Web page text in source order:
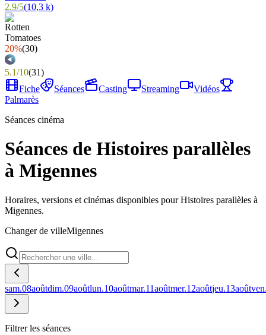
2.9/5(10,3 k)
20%(30)
5.1/10(31)
Fiche
Séances Casting Streaming
Vidéos
Palmarès
Séances cinéma
Séances de Histoires parallèles
à Migennes
Horaires, versions et cinémas disponibles pour Histoires parallèles à
Migennes.
Changer de villeMigennes
sam.08aoûtdim.09aoûtlun.10aoûtmar.11aoûtmer.12aoûtjeu.13août
Filtrer les séances